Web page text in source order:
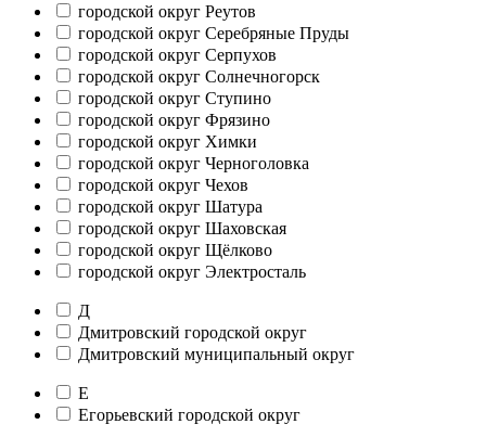
городской округ Реутов
городской округ Серебряные Пруды
городской округ Серпухов
городской округ Солнечногорск
городской округ Ступино
городской округ Фрязино
городской округ Химки
городской округ Черноголовка
городской округ Чехов
городской округ Шатура
городской округ Шаховская
городской округ Щёлково
городской округ Электросталь
Д
Дмитровский городской округ
Дмитровский муниципальный округ
Е
Егорьевский городской округ